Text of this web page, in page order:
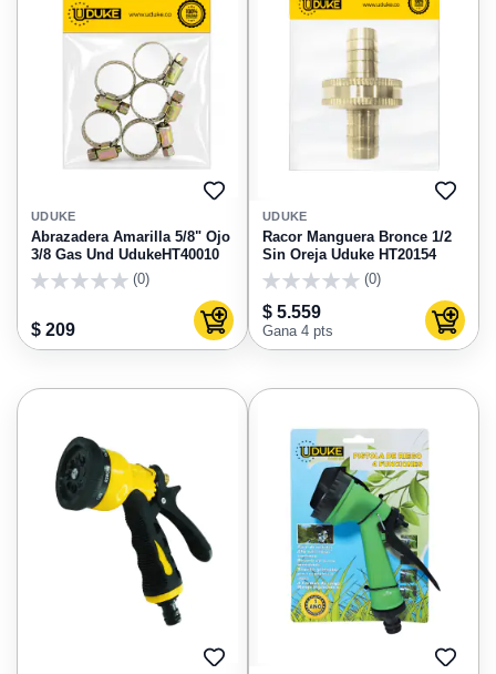
AGREGAR
FAVORITOS
UDUKE
Abrazadera Amarilla 5/8" Ojo
3/8 Gas Und UdukeHT40010
(0)
$ 209 Agregar al carrito
UDUKE
Racor Manguera Bronce 1/2
Sin Oreja Uduke HT20154
(0)
$ 5.559
Gana 4 pts
AGREGAR